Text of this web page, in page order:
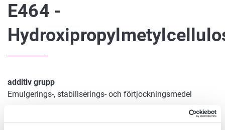
E464 -
additiv grupp
Emulgerings-, stabiliserings- och förtjockningsmedel